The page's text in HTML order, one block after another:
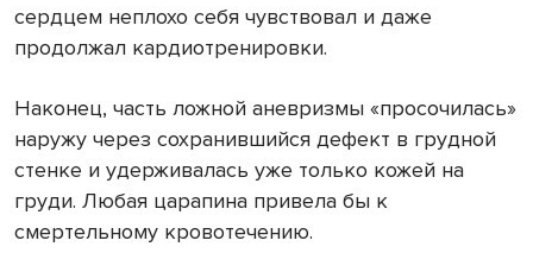
сердцем неплохо себя чувствовал и даже
продолжал кардиотренировки.
Наконец, часть ложной аневризмы «просочилась»
наружу через сохранившийся дефект в грудной
стенке и удерживалась уже только кожей на
груди. Любая царапина привела бы к
смертельному кровотечению.